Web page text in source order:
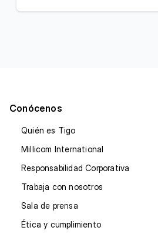
Conócenos
Quién es Tigo
Millicom International
Responsabilidad Corporativa
Trabaja con nosotros
Sala de prensa
Ética y cumplimiento